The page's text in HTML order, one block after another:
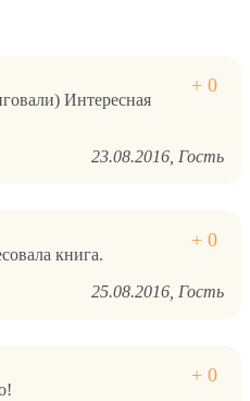
Интересная
23.08.2016 Гость
книга.
25.08.2016 Гость